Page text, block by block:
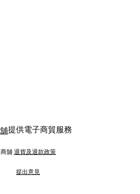
提供電子商貿服務
商舖 退貨及退款政策
提出意見